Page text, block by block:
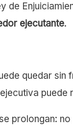
de
ejecutante.
quedar
puede
prolongan: